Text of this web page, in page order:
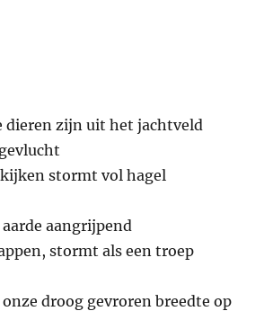
dieren zijn uit het jachtveld
stormt vol hagel
aangrijpend
stormt als een troep
onze droog gevroren breedte op